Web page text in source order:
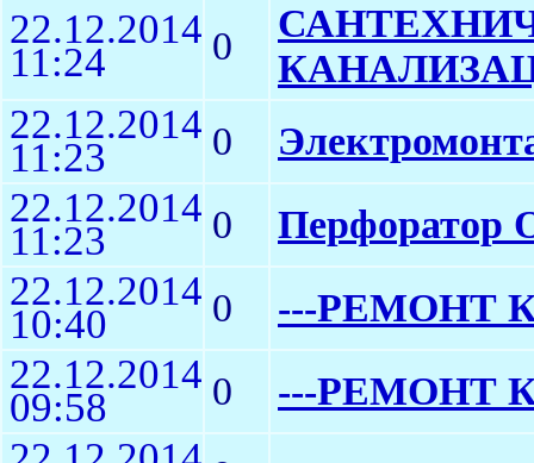
22.12.2014
11:24 0
22.12.2014
11:23 0
22.12.2014
11:23 0 Перфоратор
22.12.2014
10:40 0 ---РЕМОНТ
22.12.2014
09:58 0 ---РЕМОНТ